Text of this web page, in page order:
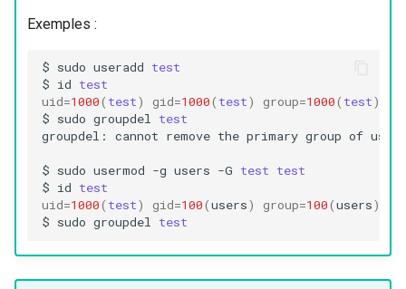
Exemples :
$ sudo useradd test
$ id test
uid=1000( test) gid=1000( test) group=1000( test)
$ sudo groupdel test
groupdel:
cannot remove the primary group of user
$ sudo usermod -g users -G test test
$ id test
uid=1000( test) gid=100(users) group=100(users)
$ sudo groupdel test